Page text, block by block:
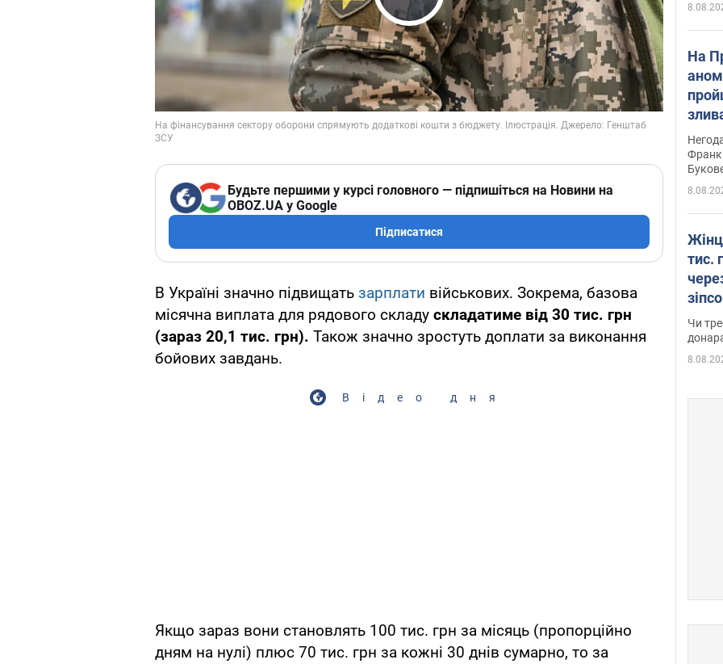
Play Video
Будьте першими у курсі головного — підпишіться на Новини на
OBOZ.UA у Google
Підписатися
В Україні значно підвищать зарплати військових. Зокрема, базова
місячна виплата для рядового складу складатиме від 30 тис. грн
(зараз 20,1 тис. грн). Також значно зростуть доплати за виконання
бойових завдань.
Відео дня
Якщо зараз вони становлять 100 тис. грн за місяць (пропорційно
дням на нулі) плюс 70 тис. грн за кожні 30 днів сумарно, то за
На
тис.
Чи